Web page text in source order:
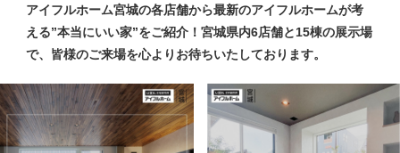
アイフルホーム宮城の各店舗から最新のアイフルホームが考
える”本当にいい家”をご紹介！宮城県内6店舗と15棟の展示場
で、皆様のご来場を心よりお待ちいたしております。